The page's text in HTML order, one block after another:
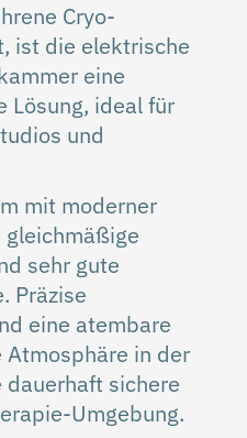
Cryo-
ist die elektrische
eine
ideal für
und
mit moderner
sehr gute
Präzise
eine atembare
in der
dauerhaft sichere
Umgebung.